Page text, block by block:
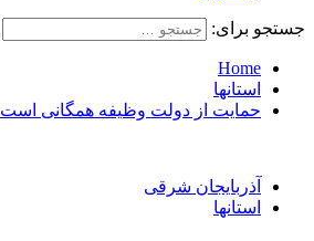
جستجو برای:
Home
استانها
حمایت از دولت وظیفه همگانی است
آذربایجان شرقی
استانها